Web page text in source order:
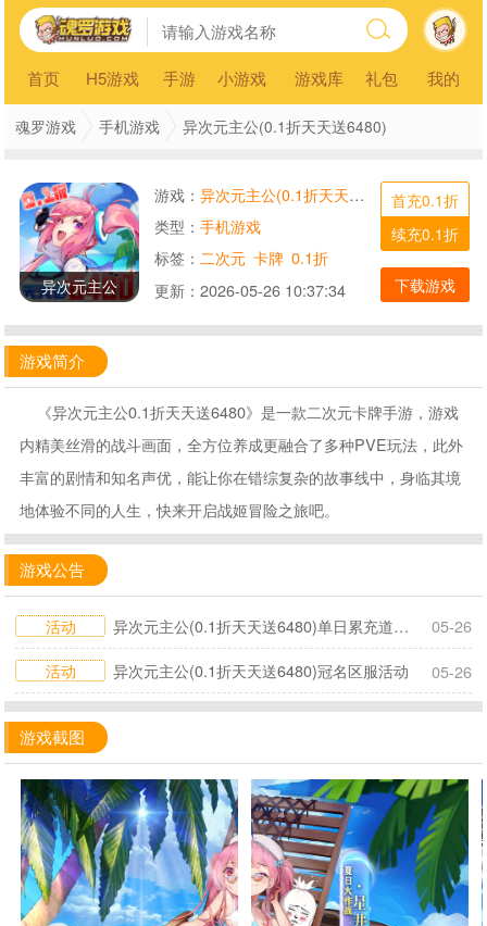
首页 H5游戏 手游 小游戏 游戏库 礼包 我的
魂罗游戏 手机游戏 异次元主公(0.1折天天送6480)
异次元主公
游戏： 异次元主公(0.1折天天送6480)
类型： 手机游戏
标签： 二次元 卡牌 0.1折
更新： 2026-05-26 10:37:34
首充0.1折
续充0.1折
下载游戏
游戏简介
《异次元主公0.1折天天送6480》是一款二次元卡牌手游，游戏
内精美丝滑的战斗画面，全方位养成更融合了多种PVE玩法，此外
丰富的剧情和知名声优，能让你在错综复杂的故事线中，身临其境
地体验不同的人生，快来开启战姬冒险之旅吧。
游戏公告
活动 异次元主公(0.1折天天送6480)单日累充道具活动
05-26
活动
异次元主公(0.1折天天送6480)冠名区服活动 05-26
游戏截图